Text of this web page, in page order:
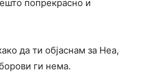
попрекрасно и
да ти објаснам за Неа,
ги нема.